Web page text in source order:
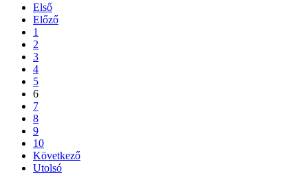
Első
Előző
1
2
3
4
5
6
7
8
9
10
Következő
Utolsó